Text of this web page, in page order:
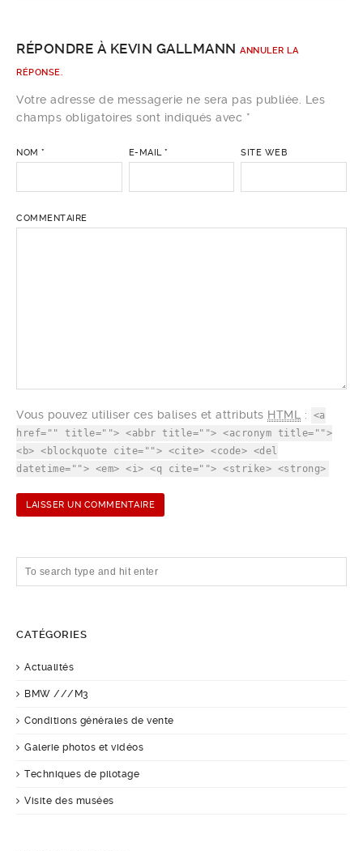
RÉPONDRE À KEVIN GALLMANN ANNULER LA
RÉPONSE.
Votre adresse de messagerie ne sera pas publiée. Les
champs obligatoires sont indiqués avec *
NOM * E-MAIL* SITE WEB
COMMENTAIRE
Vous pouvez utiliser ces balises et attributs HTML :
<a
href="" title=""> <abbr title=""> <acronym title="">
<b> <blockquote cite=""> <cite> <code> <del
datetime=""> <em> <i> <q cite=""> <strike> <strong>
CATÉGORIES
Actualités
BMW ///M3
Conditions générales de vente
Galerie photos et vidéos
Techniques de pilotage
Visite des musées